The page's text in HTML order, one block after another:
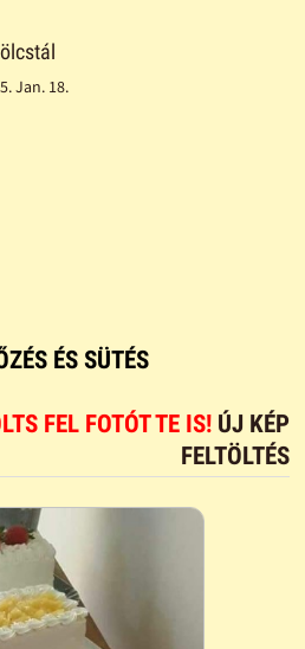
Jan. 18.
ÉS SÜTÉS
FEL FOTÓT TE IS! ÚJ KÉP
FELTÖLTÉS